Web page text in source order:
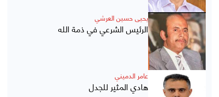
يحيى حسين العرشي
الرئيس الشرعي في ذمة الله
عامر الدميني
هادي المثير للجدل